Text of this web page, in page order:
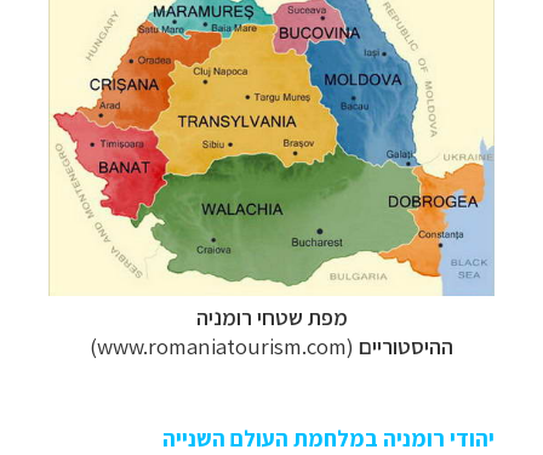
מפת שטחי רומניה
ההיסטוריים (www.romaniatourism.com)
יהודי רומניה במלחמת העולם השנייה